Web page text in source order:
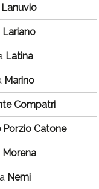
Lanuvio
Lariano
Latina
Marino
Compatri
Porzio Catone
Morena
Nemi